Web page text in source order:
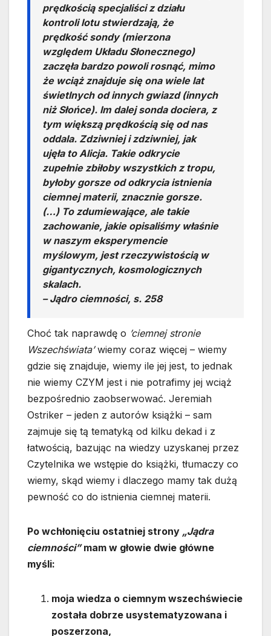
prędkością specjaliści z działu
kontroli lotu stwierdzają, że
prędkość sondy (mierzona
względem Układu Słonecznego)
zaczęła bardzo powoli rosnąć, mimo
że wciąż znajduje się ona wiele lat
świetlnych od innych gwiazd (innych
niż Słońce). Im dalej sonda dociera, z
tym większą prędkością się od nas
oddala. Zdziwniej i zdziwniej, jak
ujęła to Alicja. Takie odkrycie
zupełnie zbiłoby wszystkich z tropu,
byłoby gorsze od odkrycia istnienia
ciemnej materii, znacznie gorsze.
(…) To zdumiewające, ale takie
zachowanie, jakie opisaliśmy właśnie
w naszym eksperymencie
myślowym, jest rzeczywistością w
gigantycznych, kosmologicznych
skalach.
– Jądro ciemności, s. 258
Choć tak naprawdę o ’ciemnej stronie
Wszechświata’wiemy coraz więcej – wiemy
gdzie się znajduje, wiemy ile jej jest, to jednak
nie wiemy CZYM jest i nie potrafimy jej wciąż
bezpośrednio zaobserwować. Jeremiah
Ostriker – jeden z autorów książki – sam
zajmuje się tą tematyką od kilku dekad i z
łatwością, bazując na wiedzy uzyskanej przez
Czytelnika we wstępie do książki, tłumaczy co
wiemy, skąd wiemy i dlaczego mamy tak dużą
pewność co do istnienia ciemnej materii.
Po wchłonięciu ostatniej strony „Jądra
ciemności”mam w głowie dwie główne
myśli:
moja wiedza o ciemnym wszechświecie
została dobrze usystematyzowana i
poszerzona,